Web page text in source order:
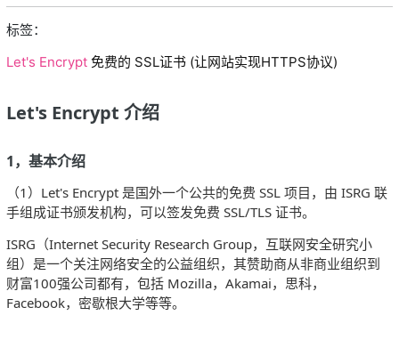
标签：
Let's Encrypt 免费的 SSL证书 (让网站实现HTTPS协议)
Let's Encrypt 介绍
1，基本介绍
（1）Let's Encrypt 是国外一个公共的免费 SSL 项目，由 ISRG 联
手组成证书颁发机构，可以签发免费 SSL/TLS 证书。
ISRG（Internet Security Research Group，互联网安全研究小
组）是一个关注网络安全的公益组织，其赞助商从非商业组织到
财富100强公司都有，包括 Mozilla，Akamai，思科，
Facebook，密歇根大学等等。